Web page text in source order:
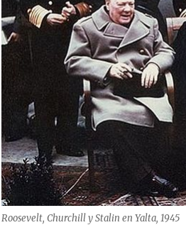
Roosevelt, Churchill y Stalin en Yalta, 1945